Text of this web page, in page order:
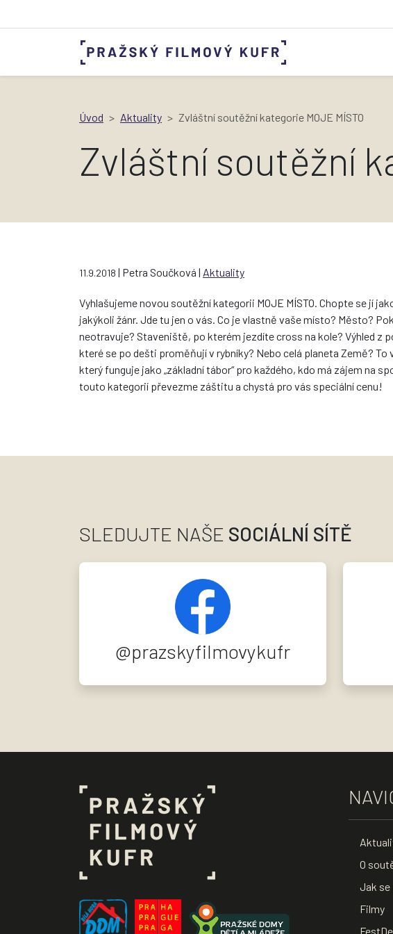
Úvod Aktuality Zvláštní soutěžní kategorie MOJE MÍSTO
Zvláštní soutěžní
11.9.2018 | Petra Součková | Aktuality
Vyhlašujeme novou soutěžní kategorii MOJE MÍSTO. Chopte se jí
jakýkoli žánr. Jde tu jen o vás. Co je vlastně vaše místo? Město?
neotravuje? Staveniště, po kterém jezdíte cross na kole? Výhled z
které se po dešti proměňují v rybníky? Nebo celá planeta Země?
který funguje jako „základní tábor“ pro každého, kdo má zájem na
touto kategorií převezme záštitu a chystá pro vás speciální cenu!
SLEDUJTE NAŠE SOCIÁLNÍ SÍTĚ
@prazskyfilmovykufr
O
Jak
Filmy